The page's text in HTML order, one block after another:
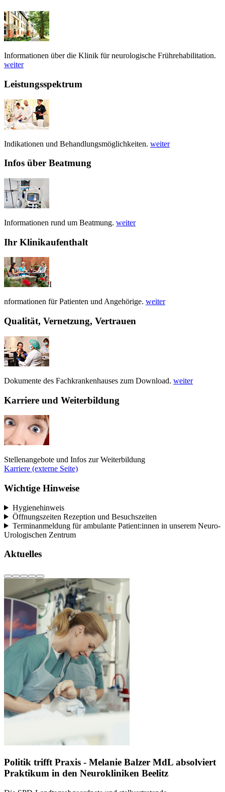
Informationen über die Klinik für neurologische Frührehabilitation.
weiter
Leistungsspektrum
Indikationen und Behandlungsmöglichkeiten. weiter
Infos über Beatmung
Informationen rund um Beatmung. weiter
Ihr Klinikaufenthalt
I
nformationen für Patienten und Angehörige. weiter
Qualität, Vernetzung, Vertrauen
Dokumente des Fachkrankenhauses zum Download. weiter
Karriere und Weiterbildung
Stellenangebote und Infos zur Weiterbildung
Karriere (externe Seite)
Wichtige Hinweise
Hygienehinweis
Öffnungszeiten Rezeption und Besuchszeiten
Terminanmeldung für ambulante Patient:innen in unserem Neuro-
Urologischen Zentrum
Aktuelles
Politik trifft Praxis - Melanie Balzer MdL absolviert
Praktikum in den Neurokliniken Beelitz